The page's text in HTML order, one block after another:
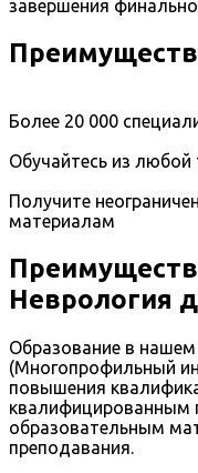
завершения
Более 20 000
Обучайтесь из любой
Получите
материалам
Неврология
Образование в
(Многопрофильный
повышения
квалифицированным
образовательным
преподавания.